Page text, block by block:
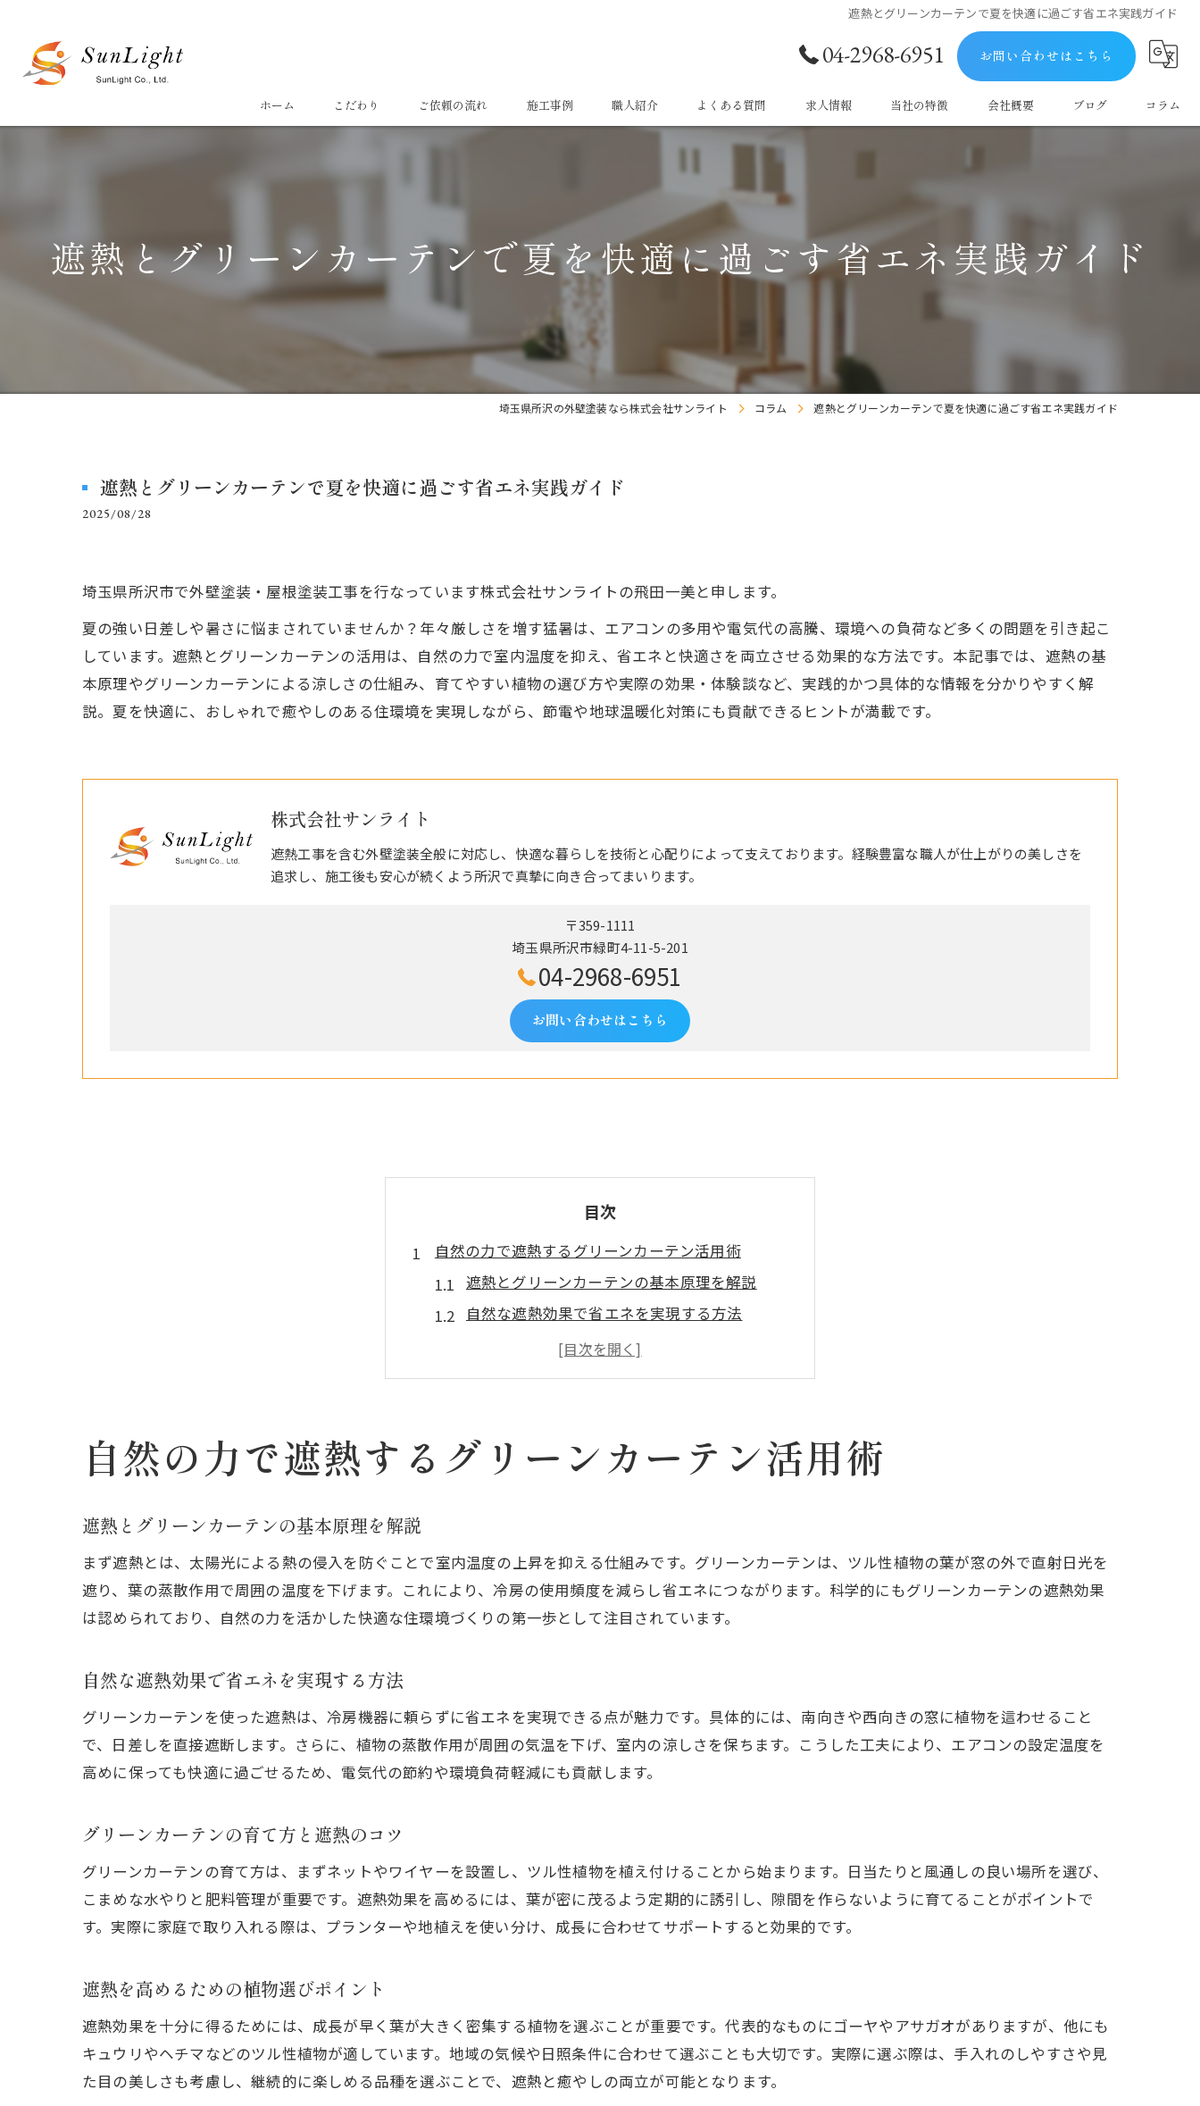
遮熱とグリーンカーテンで夏を快適に過ごす省エネ実践ガイド
04-2968-6951 お問い合わせはこちら
ホーム こだわり ご依頼の流れ 施工事例 職人紹介 よくある質問 求人情報 当社の特徴
塗料
マンション
会社概要 ブログ コラム
遮熱とグリーンカーテンで夏を快適に過ごす省エネ実践ガイド
埼玉県所沢の外壁塗装なら株式会社サンライト コラム 遮熱とグリーンカーテンで夏を快適に過ごす省エネ実践ガイド
遮熱とグリーンカーテンで夏を快適に過ごす省エネ実践ガイド
2025/08/28
埼玉県所沢市で外壁塗装・屋根塗装工事を行なっています株式会社サンライトの飛田一美と申します。
夏の強い日差しや暑さに悩まされていませんか？年々厳しさを増す猛暑は、エアコンの多用や電気代の高騰、環境への負荷など多くの問題を引き起こ
しています。遮熱とグリーンカーテンの活用は、自然の力で室内温度を抑え、省エネと快適さを両立させる効果的な方法です。本記事では、遮熱の基
本原理やグリーンカーテンによる涼しさの仕組み、育てやすい植物の選び方や実際の効果・体験談など、実践的かつ具体的な情報を分かりやすく解
説。夏を快適に、おしゃれで癒やしのある住環境を実現しながら、節電や地球温暖化対策にも貢献できるヒントが満載です。
株式会社サンライト
遮熱工事を含む外壁塗装全般に対応し、快適な暮らしを技術と心配りによって支えております。経験豊富な職人が仕上がりの美しさを
追求し、施工後も安心が続くよう所沢で真摯に向き合ってまいります。
〒359-1111
埼玉県所沢市緑町4-11-5-201
04-2968-6951
お問い合わせはこちら
目次
自然の力で遮熱するグリーンカーテン活用術
遮熱とグリーンカーテンの基本原理を解説
自然な遮熱効果で省エネを実現する方法
グリーンカーテンの育て方と遮熱のコツ
遮熱を高めるための植物選びポイント
遮熱で快適な夏を叶える生活アイデア
おしゃれな緑で涼しさと癒しを両立する方法
遮熱と癒しを両立する植物の配置方法
おしゃれな遮熱インテリアのアイデア集
ミントグリーンなど色選びのポイント
遮熱を最大化する設置場所と向きの選び方
効果的な水やりで遮熱力をキープする方法
遮熱に適した植物の種類と特徴を解説
遮熱効果の数値を比較してみよう
夏の猛暑対策に最適な遮熱の新常識
猛暑対策に注目の遮熱とグリーンカーテン活用
遮熱を高めるための室内工夫ポイント
遮熱と環境配慮の両立が新しい常識
遮熱で快適な夏を過ごすための最新情報
自然の力で遮熱するグリーンカーテン活用術
遮熱とグリーンカーテンの基本原理を解説
まず遮熱とは、太陽光による熱の侵入を防ぐことで室内温度の上昇を抑える仕組みです。グリーンカーテンは、ツル性植物の葉が窓の外で直射日光を
遮り、葉の蒸散作用で周囲の温度を下げます。これにより、冷房の使用頻度を減らし省エネにつながります。科学的にもグリーンカーテンの遮熱効果
は認められており、自然の力を活かした快適な住環境づくりの第一歩として注目されています。
自然な遮熱効果で省エネを実現する方法
グリーンカーテンを使った遮熱は、冷房機器に頼らずに省エネを実現できる点が魅力です。具体的には、南向きや西向きの窓に植物を這わせること
で、日差しを直接遮断します。さらに、植物の蒸散作用が周囲の気温を下げ、室内の涼しさを保ちます。こうした工夫により、エアコンの設定温度を
高めに保っても快適に過ごせるため、電気代の節約や環境負荷軽減にも貢献します。
グリーンカーテンの育て方と遮熱のコツ
グリーンカーテンの育て方は、まずネットやワイヤーを設置し、ツル性植物を植え付けることから始まります。日当たりと風通しの良い場所を選び、
こまめな水やりと肥料管理が重要です。遮熱効果を高めるには、葉が密に茂るよう定期的に誘引し、隙間を作らないように育てることがポイントで
す。実際に家庭で取り入れる際は、プランターや地植えを使い分け、成長に合わせてサポートすると効果的です。
遮熱を高めるための植物選びポイント
遮熱効果を十分に得るためには、成長が早く葉が大きく密集する植物を選ぶことが重要です。代表的なものにゴーヤやアサガオがありますが、他にも
キュウリやヘチマなどのツル性植物が適しています。地域の気候や日照条件に合わせて選ぶことも大切です。実際に選ぶ際は、手入れのしやすさや見
た目の美しさも考慮し、継続的に楽しめる品種を選ぶことで、遮熱と癒やしの両立が可能となります。